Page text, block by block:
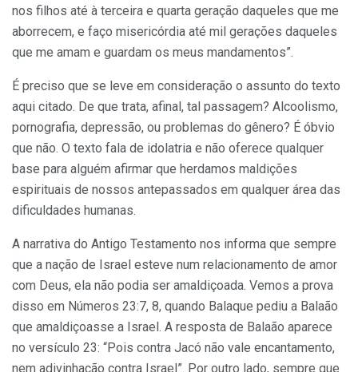
nos filhos até à terceira e quarta geração daqueles que me
aborrecem, e faço misericórdia até mil gerações daqueles
que me amam e guardam os meus mandamentos”.
É preciso que se leve em consideração o assunto do texto
aqui citado. De que trata, afinal, tal passagem? Alcoolismo,
pornografia, depressão, ou problemas do gênero? É óbvio
que não. O texto fala de idolatria e não oferece qualquer
base para alguém afirmar que herdamos maldições
espirituais de nos­sos antepassados em qualquer área das
dificuldades humanas.
A narrativa do Antigo Testamento nos informa que sempre
que a nação de Israel esteve num relacionamento de amor
com Deus, ela não podia ser amaldiçoada. Vemos a prova
disso em Números 23:7, 8, quando Balaque pediu a Balaão
que amaldiçoasse a Israel. A resposta de Balaão aparece
no versículo 23: “Pois contra Jacó não vale encantamento,
nem adivinhação contra Israel”. Por outro lado, sempre que